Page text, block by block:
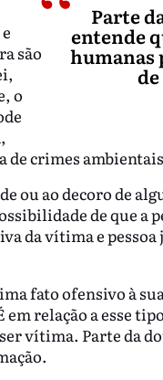
Parte
entende
humanas
são
o
de crimes
ou ao decoro de
de que a
da vítima e
fato ofensivo à
relação a esse
vítima. Parte da